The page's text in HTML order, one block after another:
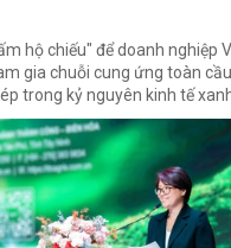
hộ chiếu" để doanh nghiệp
gia chuỗi cung ứng toàn
trong kỷ nguyên kinh tế